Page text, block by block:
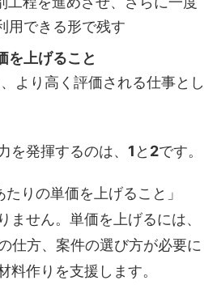
用できる形で残す
を上げること
より高く評価される仕事とし
を発揮するのは、 1 と 2です。
りの単価を上げること」
ません。単価を上げるには、
仕方、案件の選び方が必要に
料作りを支援します。